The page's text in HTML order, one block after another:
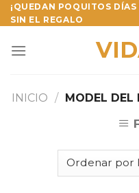
Skip
to
¡QUEDAN POQUITOS
SIN EL REGALO
INICIO / MODEL DEL